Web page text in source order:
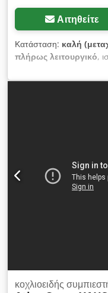
Αιτηθείτε
Κατάσταση: καλή
πλήρως λειτουργικό,
κίτρινο, Έτος
Περισσότερες
κοχλιοειδής